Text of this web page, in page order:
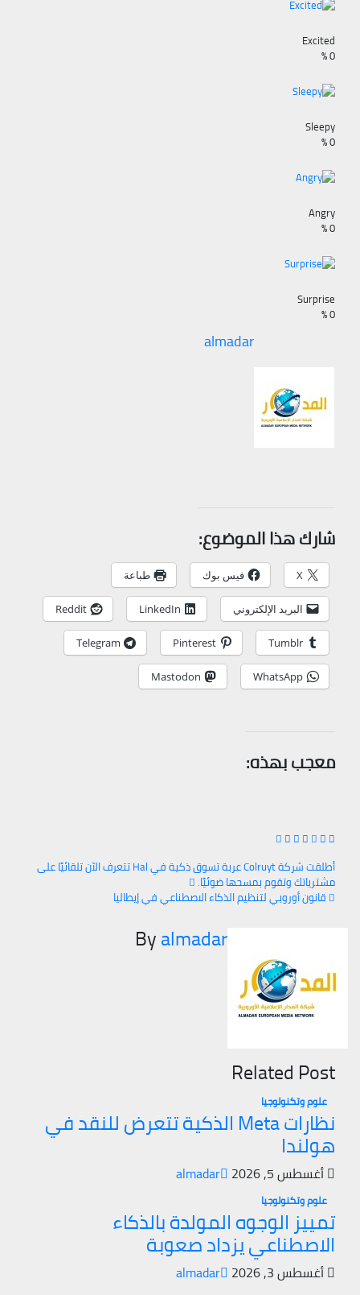
Excited
0
%
Sleepy
0
%
Angry
0
%
Surprise
0
%
almadar
شارك هذا الموضوع:
X فيس بوك طباعة
البريد الإلكتروني LinkedIn
Reddit
Tumblr
Pinterest
Telegram
WhatsApp
Mastodon
معجب بهذه:
تصفّح
أطلقت شركة Colruyt عربة تسوق ذكية في Hal تتعرف الآن تلقائيًا على
مشترياتك وتقوم بمسحها ضوئيًا.
قانون أوروبي لتنظيم الذكاء الاصطناعي في إيطاليا
Byalmadar
Related Post
علوم وتكنولوجيا
نظارات Meta الذكية تتعرض للنقد في
هولندا
أغسطس 5, 2026 almadar
علوم وتكنولوجيا
تمييز الوجوه المولدة بالذكاء
الاصطناعي يزداد صعوبة
أغسطس 3, 2026 almadar